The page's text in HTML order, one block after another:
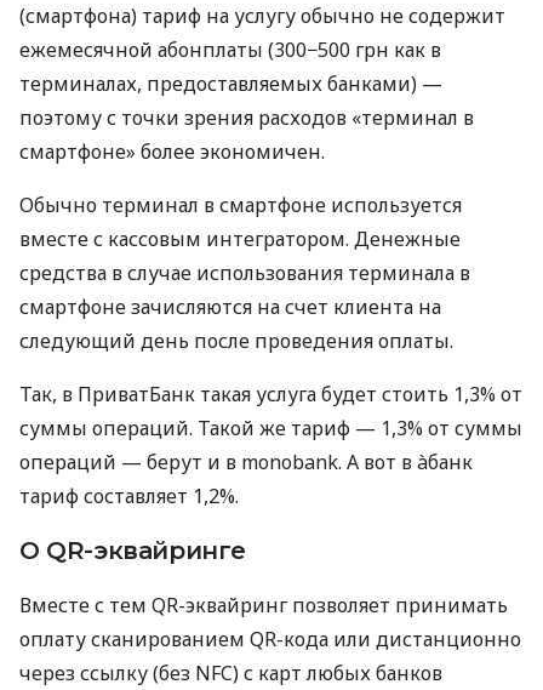
(смартфона) тариф на услугу обычно не содержит
ежемесячной абонплаты (300−500 грн как в
терминалах, предоставляемых банками) —
поэтому с точки зрения расходов «терминал в
смартфоне» более экономичен.
Обычно терминал в смартфоне используется
вместе с кассовым интегратором. Денежные
средства в случае использования терминала в
смартфоне зачисляются на счет клиента на
следующий день после проведения оплаты.
Так, в ПриватБанк такая услуга будет стоить 1,3% от
суммы операций. Такой же тариф — 1,3% от суммы
операций — берут и в monobank. А вот в àбанк
тариф составляет 1,2%.
О QR-эквайринге
Вместе с тем QR-эквайринг позволяет принимать
оплату сканированием QR-кода или дистанционно
через ссылку (без NFC) с карт любых банков